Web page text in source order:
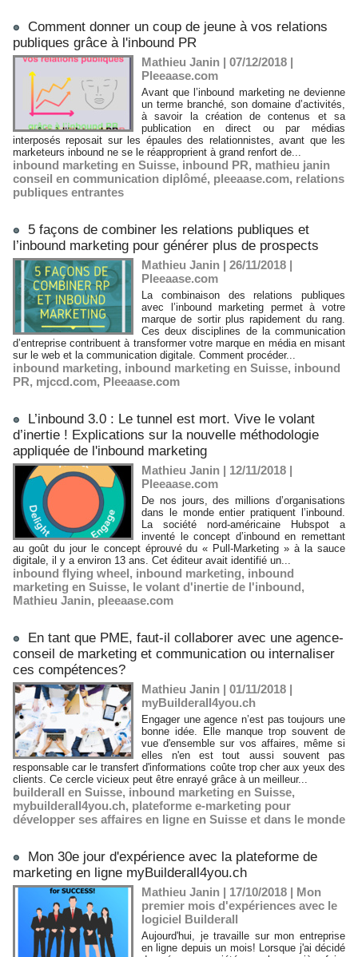
Comment donner un coup de jeune à vos relations
publiques grâce à l'inbound PR
Mathieu Janin | 07/12/2018 |
Pleeaase.com
Avant que l’inbound marketing ne devienne
un terme branché, son domaine d’activités,
à savoir la création de contenus et sa
publication en direct ou par médias
interposés reposait sur les épaules des relationnistes, avant que les
marketeurs inbound ne se le réapproprient à grand renfort de...
inbound marketing en Suisse, inbound PR, mathieu janin
conseil en communication diplômé, pleeaase.com, relations
publiques entrantes
5 façons de combiner les relations publiques et
l’inbound marketing pour générer plus de prospects
Mathieu Janin | 26/11/2018 |
Pleeaase.com
La combinaison des relations publiques
avec l’inbound marketing permet à votre
marque de sortir plus rapidement du rang.
Ces deux disciplines de la communication
d’entreprise contribuent à transformer votre marque en média en misant
sur le web et la communication digitale. Comment procéder...
inbound marketing, inbound marketing en Suisse, inbound
PR, mjccd.com, Pleeaase.com
L’inbound 3.0 : Le tunnel est mort. Vive le volant
d’inertie ! Explications sur la nouvelle méthodologie
appliquée de l'inbound marketing
Mathieu Janin | 12/11/2018 |
Pleeaase.com
De nos jours, des millions d’organisations
dans le monde entier pratiquent l’inbound.
La société nord-américaine Hubspot a
inventé le concept d’inbound en remettant
au goût du jour le concept éprouvé du « Pull-Marketing » à la sauce
digitale, il y a environ 13 ans. Cet éditeur avait identifié un...
inbound flying wheel, inbound marketing, inbound
marketing en Suisse, le volant d'inertie de l'inbound,
Mathieu Janin, pleeaase.com
En tant que PME, faut-il collaborer avec une agence-
conseil de marketing et communication ou internaliser
ces compétences?
Mathieu Janin | 01/11/2018 |
myBuilderall4you.ch
Engager une agence n’est pas toujours une
bonne idée. Elle manque trop souvent de
vue d'ensemble sur vos affaires, même si
elles n'en est tout aussi souvent pas
responsable car le transfert d'informations coûte trop cher aux yeux des
clients. Ce cercle vicieux peut être enrayé grâce à un meilleur...
builderall en Suisse, inbound marketing en Suisse,
mybuilderall4you.ch, plateforme e-marketing pour
développer ses affaires en ligne en Suisse et dans le monde
Mon 30e jour d'expérience avec la plateforme de
marketing en ligne myBuilderall4you.ch
Mathieu Janin | 17/10/2018 | Mon
premier mois d'expériences avec le
logiciel Builderall
Aujourd'hui, je travaille sur mon entreprise
en ligne depuis un mois! Lorsque j'ai décidé